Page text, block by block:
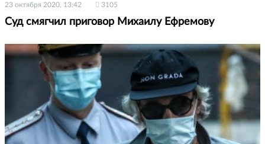
23 октября 2020, 13:42 3105
Суд смягчил приговор Михаилу Ефремову